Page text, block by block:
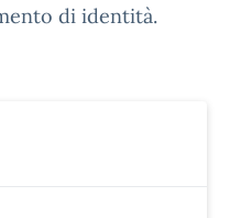
di identità.